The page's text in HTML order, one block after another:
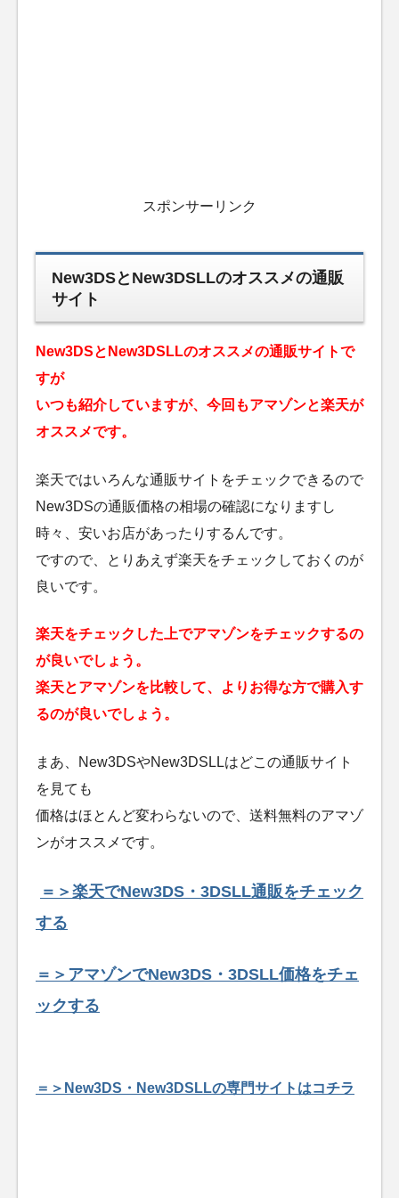
スポンサーリンク
New3DSとNew3DSLLのオススメの通販
サイト
New3DSとNew3DSLLのオススメの通販サイトで
すが
いつも紹介していますが、今回もアマゾンと楽天が
オススメです。
楽天ではいろんな通販サイトをチェックできるので
New3DSの通販価格の相場の確認になりますし
時々、安いお店があったりするんです。
ですので、とりあえず楽天をチェックしておくのが
良いです。
楽天をチェックした上でアマゾンをチェックするの
が良いでしょう。
楽天とアマゾンを比較して、よりお得な方で購入す
るのが良いでしょう。
まあ、New3DSやNew3DSLLはどこの通販サイト
を見ても
価格はほとんど変わらないので、送料無料のアマゾ
ンがオススメです。
＝＞楽天でNew3DS・3DSLL通販をチェック
する
＝＞アマゾンでNew3DS・3DSLL価格をチェ
ックする
＝＞New3DS・New3DSLLの専門サイトはコチラ